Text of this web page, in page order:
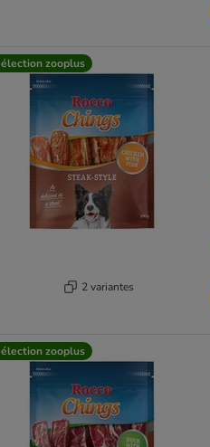
zooplus
2 variantes
zooplus